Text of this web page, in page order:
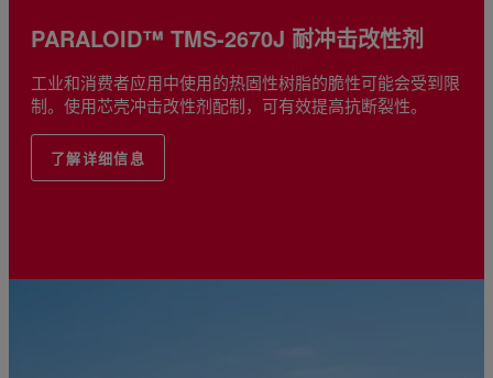
PARALOID™ TMS-2670J 耐冲击改性剂
工业和消费者应用中使用的热固性树脂的脆性可能会受到限
制。使用芯壳冲击改性剂配制，可有效提高抗断裂性。
了解详细信息